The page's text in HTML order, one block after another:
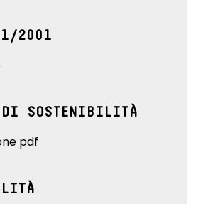
2001
SOSTENIBILITÀ
pdf